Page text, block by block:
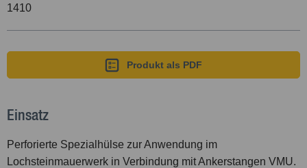
1410
Produkt als PDF
Einsatz
Perforierte Spezialhülse zur Anwendung im
Lochsteinmauerwerk in Verbindung mit Ankerstangen VMU.